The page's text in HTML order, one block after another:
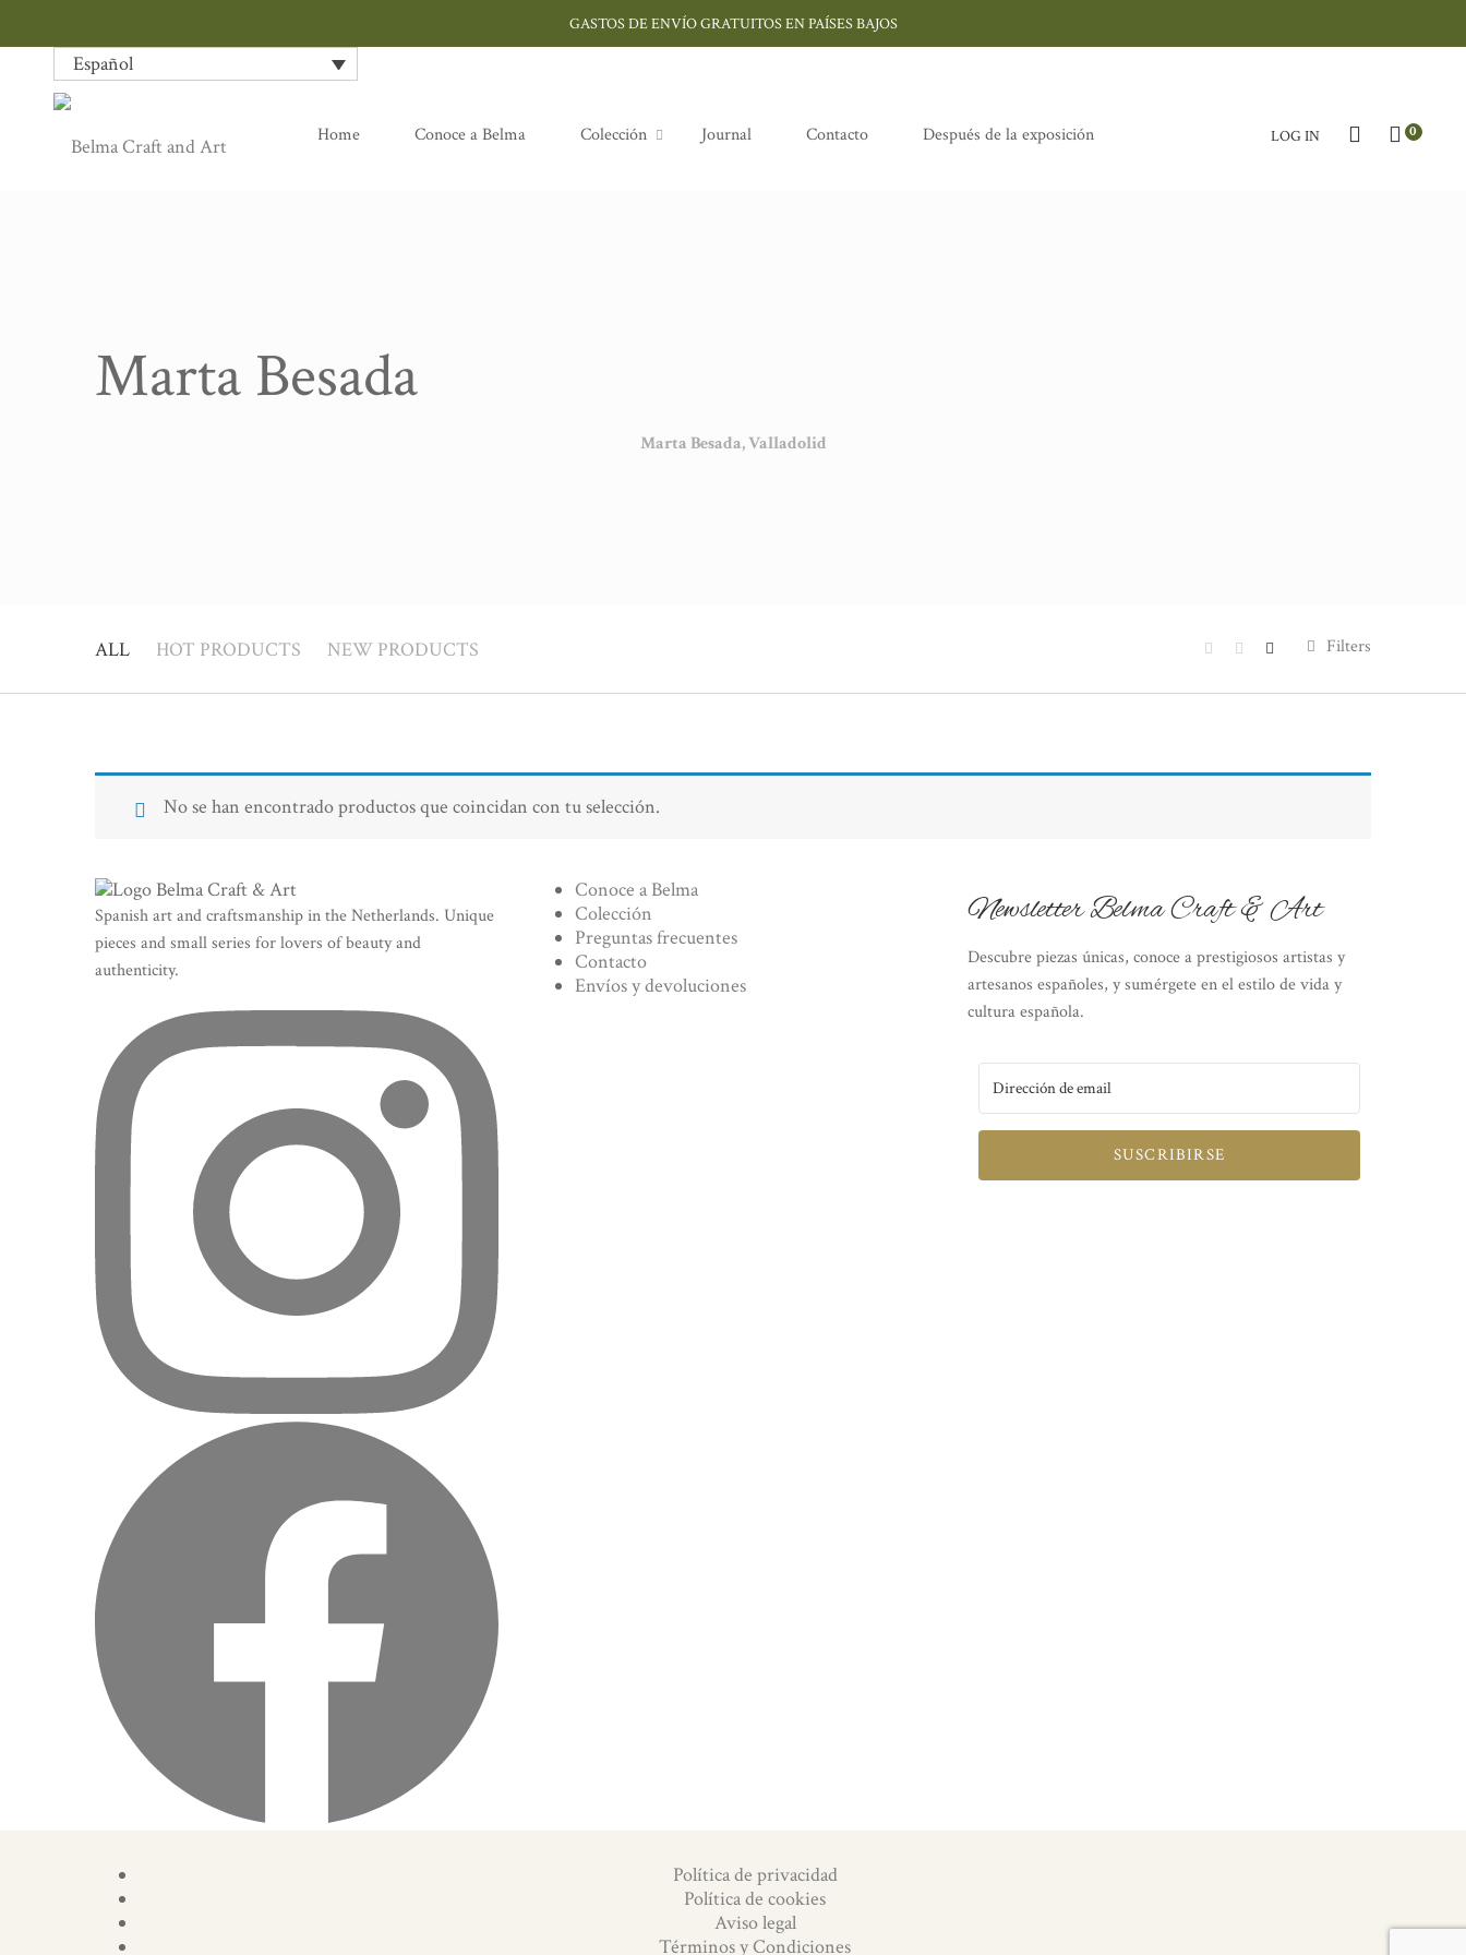
GASTOS DE ENVÍO GRATUITOS EN PAÍSES BAJOS
Español
Home Conoce a Belma Colección Journal Contacto Después de la exposición LOG IN 0
Marta Besada
Marta Besada, Valladolid
ALL HOT PRODUCTS NEW PRODUCTS Filters
No se han encontrado productos que coincidan con tu selección.
Spanish art and craftsmanship in the Netherlands. Unique
pieces and small series for lovers of beauty and
authenticity.
Conoce a Belma
Colección
Preguntas frecuentes
Contacto
Envíos y devoluciones
Newsletter Belma Craft & Art
Descubre piezas únicas, conoce a prestigiosos artistas y
artesanos españoles, y sumérgete en el estilo de vida y
cultura española.
SUSCRIBIRSE
Política de privacidad
Política de cookies
Aviso legal
Términos y Condiciones